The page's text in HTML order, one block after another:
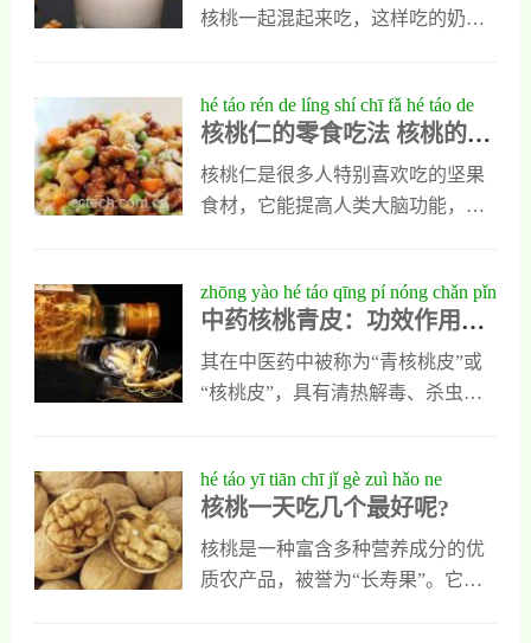
美容。2、琥珀核桃仁好吃核桃仁做
糖以及二两桂花和适
了解核桃怎么吃最好。核桃的营养
脂肪和不饱和脂肪，人们每天只要
食用一百克核桃，果仁就能满足身
体对脂肪的需要。另外核桃中还含
有镁、钾以及磷等微量元素以及烟
怎么吃核桃栗
核桃一起混起来吃，这样吃的奶桃
作用1.奶桃有很好的养胃和健胃的
作用，同时奶桃还可以补血养血，
有很好的抗衰老的作用，奶桃的主
要原料是和牛奶，经过加工而成
护的作用，所以说奶桃的抗衰老的
作用是很不错的。3.奶桃还可以软
化血管，因为核桃中的成份可以起
到软化血管的作用，可以很好地去
桃可是一种
hé táo rén de líng shí chī fǎ hé táo de
zuì jiā chī fǎ
核桃仁的零食吃法 核桃的最
佳吃法
核桃仁是很多人特别喜欢吃的坚果
食材，它能提高人类大脑功能，并
喜欢把它制成核桃粉或者煮粥以后
食用，其实除了这些吃法以外，核
桃仁还能做成休闲零食，而且做好
户的零食滋味特别好，今天我就为
解。核桃仁的零食吃法1、用核桃仁
做零食是需要准备一个烤箱，再准
备500克核桃仁和200克蜂蜜，这里
使用的核桃仁可以是自己从核桃中
zhōng yào hé táo qīng pí nóng chǎn pǐn
zhōng de tiān rán yǎng shēng shí cái
中药核桃青皮：功效作用、
食用方法与使用指南全解析
其在中医药中被称为“青核桃皮”或
“核桃皮”，具有清热解毒、杀虫止
究表明，其提取物具有较强的抗氧
化、抗炎作用，有助于清除自由
基，减缓细胞老化。
hé táo yī tiān chī jǐ gè zuì hǎo ne
核桃一天吃几个最好呢?
核桃是一种富含多种营养成分的优
质农产品，被誉为“长寿果”。它不